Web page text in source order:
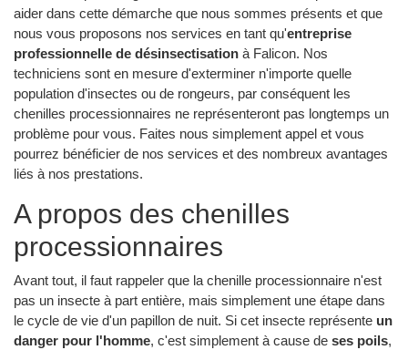
aider dans cette démarche que nous sommes présents et que
nous vous proposons nos services en tant qu'entreprise
professionnelle de désinsectisation à Falicon. Nos
techniciens sont en mesure d'exterminer n'importe quelle
population d'insectes ou de rongeurs, par conséquent les
chenilles processionnaires ne représenteront pas longtemps un
problème pour vous. Faites nous simplement appel et vous
pourrez bénéficier de nos services et des nombreux avantages
liés à nos prestations.
A propos des chenilles
processionnaires
Avant tout, il faut rappeler que la chenille processionnaire n'est
pas un insecte à part entière, mais simplement une étape dans
le cycle de vie d'un papillon de nuit. Si cet insecte représente un
danger pour l'homme, c'est simplement à cause de ses poils,